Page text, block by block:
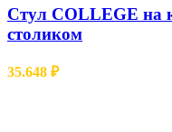
Cтул COLLEGE на
столиком
35.648 ₽